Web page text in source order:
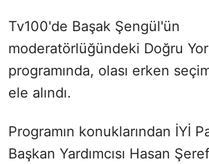
Tv100'de Başak Şengül'ün
moderatörlüğündeki Doğru
programında, olası erken
ele alındı.
Programın konuklarından İYİ
Başkan Yardımcısı Hasan